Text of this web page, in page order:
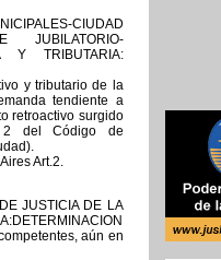
CIUDAD
JUBILATORIO-
Y TRIBUTARIA:
y tributario de la
tendiente a
retroactivo surgido
2 del Código de
Art.2.
JUSTICIA DE LA
aún en